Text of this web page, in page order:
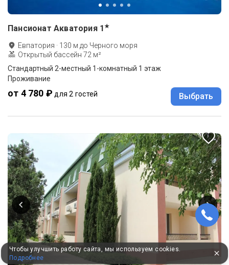
Пансионат Акватория 1★
Евпатория · 130 м до Черного моря
Открытый бассейн 72 м²
Стандартный 2-местный 1-комнатный 1 этаж
Проживание
от 4 780 ₽ для 2 гостей Выбрать
Чтобы улучшить работу сайта, мы используем cookies.
Подробнее